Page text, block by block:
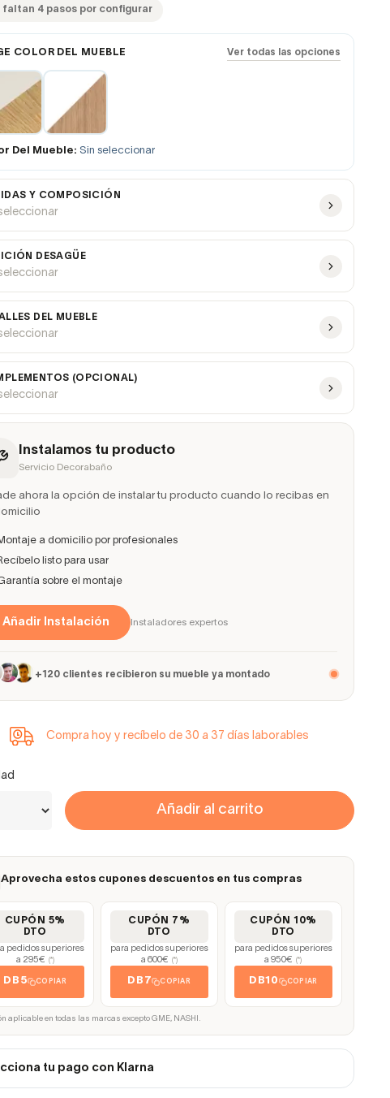
faltan 4 pasos por configurar
COLOR DEL MUEBLE Ver todas las opciones
Del Mueble: Sin seleccionar
Y COMPOSICIÓN
seleccionar
DESAGÜE
seleccionar
DEL MUEBLE
seleccionar
(OPCIONAL)
seleccionar
Instalamos tu producto
Servicio Decorabaño
ahora la opción de instalar tu producto cuando lo recibas en
a domicilio por profesionales
listo para usar
sobre el montaje
Añadir Instalación Instaladores expertos
+120 clientes recibieron su mueble ya montado
Compra hoy y recíbelo de 30 a 37 días laborables
Añadir al carrito
Aprovecha estos cupones descuentos en tus compras
CUPÓN 5%
DTO
pedidos superiores
a 295€
(*)
DB5 COPIAR
CUPÓN 7%
DTO
para pedidos superiores
a 600€
(*)
DB7 COPIAR
CUPÓN 10%
DTO
para pedidos superiores
a 950€
(*)
DB10 COPIAR
aplicable en todas las marcas excepto GME, NASHI.
tu pago con Klarna